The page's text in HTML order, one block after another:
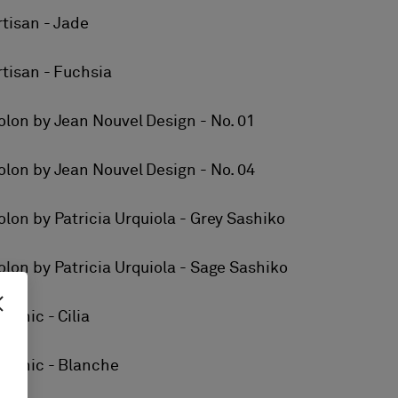
- Jade
- Fuchsia
by Jean Nouvel Design - No. 01
by Jean Nouvel Design - No. 04
by Patricia Urquiola - Grey Sashiko
by Patricia Urquiola - Sage Sashiko
- Cilia
- Blanche